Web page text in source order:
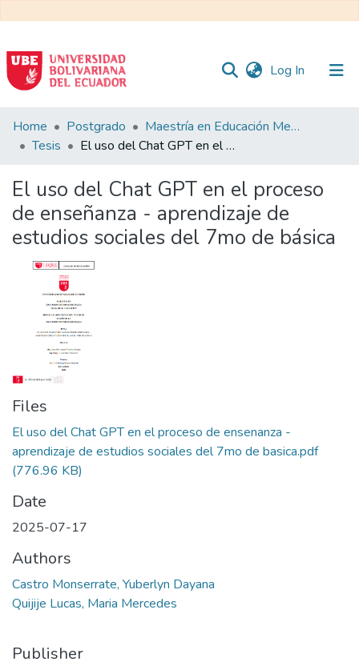
Log In (current)
Communities
&
All of DSpace
Statistics
Home Postgrado
Maestría en Educación Mención en Pedagogía en Entornos Digitales
Tesis
El uso del Chat GPT en el proceso de enseñanza - aprendizaje de estudios sociales del 7mo de básica
El uso del Chat GPT en el proceso
de enseñanza - aprendizaje de
estudios sociales del 7mo de básica
Files
El uso del Chat GPT en el proceso de ensenanza -
aprendizaje de estudios sociales del 7mo de basica.pdf
(776.96 KB)
Date
2025-07-17
Authors
Castro Monserrate, Yuberlyn Dayana
Quijije Lucas, Maria Mercedes
Publisher